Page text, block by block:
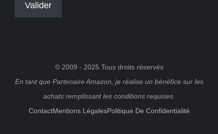
© 2009 - 2025 Tous droits réservés
En tant que Partenaire Amazon, je réalise un bénéfice sur les
achats remplissant les conditions requises.
ContactMentions LégalesPolitique De Confidentialité